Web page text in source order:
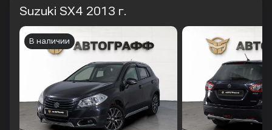
Suzuki SX4 2013 г.
В наличии